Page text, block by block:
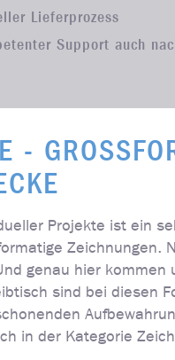
Lieferprozess
Support auch
-
Projekte ist ein
genau hier
sind bei diesen
in der Kategorie